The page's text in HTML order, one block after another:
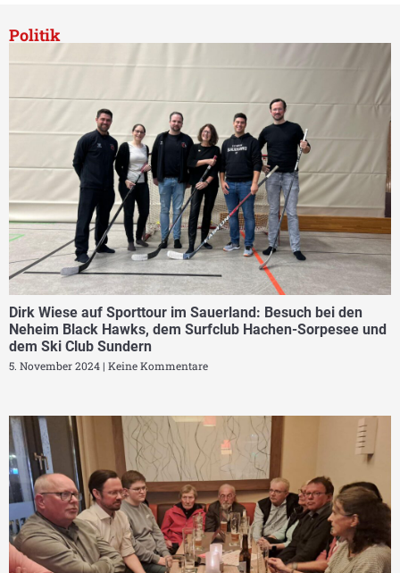
Politik
Dirk Wiese auf Sporttour im Sauerland: Besuch bei den
Neheim Black Hawks, dem Surfclub Hachen-Sorpesee und
dem Ski Club Sundern
5. November 2024 Keine Kommentare